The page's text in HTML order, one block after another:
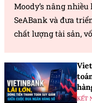
Moody’s nâng
SeABank và đưa
chất lượng tài sản,
KẾT